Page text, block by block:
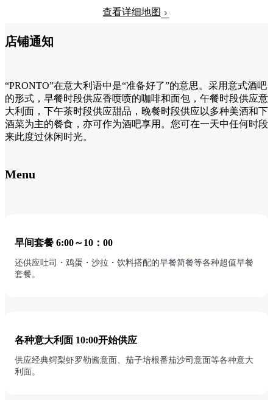
查看详细地图
店铺通知
“PRONTO”在意大利语中是“准备好了”的意思。采用意式酒吧
的形式，早餐时段供应香喷喷的咖啡和面包，午餐时段供应意
大利面，下午茶时段供应甜品，晚餐时段供应以多种美酒和下
酒菜为主的餐食，亦可作为酒吧享用。您可在一天中任何时段
来此度过休闲时光。
Menu
早间套餐 6:00～10：00
还供应吐司・鸡蛋・沙拉・饮料搭配的早餐简餐等各种超值早餐
套餐。
各种意大利面 10:00开始供应
供应经典鳄梨虾罗勒酱意面、茄子培根番茄沙司意面等各种意大
利面。